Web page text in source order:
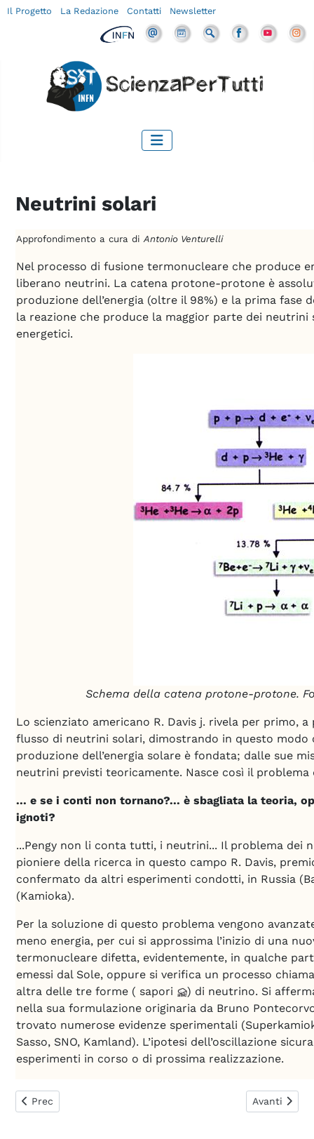
Il Progetto La Redazione Contatti Newsletter
Neutrini solari
Approfondimento a cura di Antonio Venturelli
Nel processo di fusione termonucleare che produce
liberano neutrini. La catena protone-protone è
produzione dell’energia (oltre il 98%) e la prima fase
la reazione che produce la maggior parte dei
energetici.
Schema della catena protone-protone.
Lo scienziato americano R. Davis j. rivela per primo,
flusso di neutrini solari, dimostrando in questo modo
produzione dell’energia solare è fondata; dalle sue
neutrini previsti teoricamente. Nasce così il
... e se i conti non tornano?... è sbagliata la teoria,
ignoti?
...Pengy non li conta tutti, i neutrini... Il problema dei
pioniere della ricerca in questo campo R. Davis,
confermato da altri esperimenti condotti, in Russia
(Kamioka).
Per la soluzione di questo problema vengono
meno energia, per cui si approssima l’inizio di una
termonucleare difetta, evidentemente, in qualche
emessi dal Sole, oppure si verifica un processo
altra delle tre forme ( sapori
) di neutrino. Si
nella sua formulazione originaria da Bruno
trovato numerose evidenze sperimentali
Sasso, SNO, Kamland). L’ipotesi dell’oscillazione
esperimenti in corso o di prossima realizzazione.
Articolo precedente: Oscillazione
Prec Articolo
Avanti